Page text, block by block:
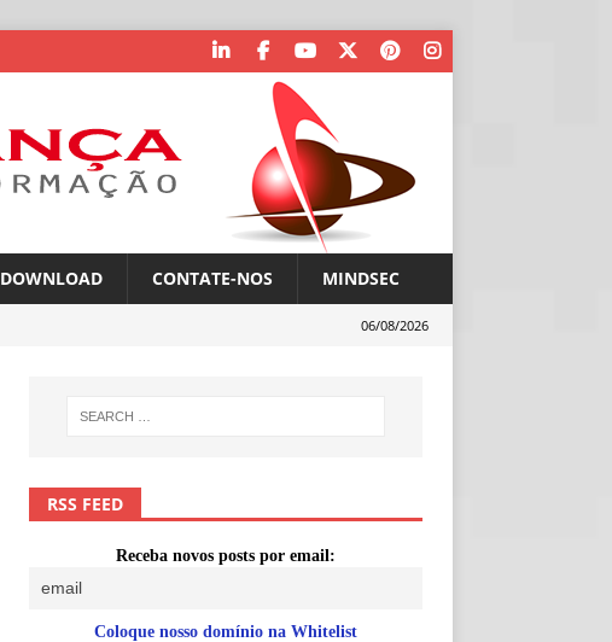
DOWNLOAD CONTATE-NOS MINDSEC
06/08/2026
RSS FEED
Receba novos posts por email:
Coloque nosso domínio na Whitelist